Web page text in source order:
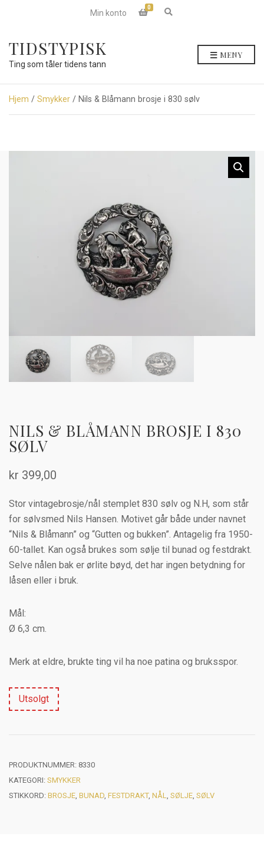
Min konto
0
E
a
r
h
m
TIDSTYPISK
Ting som tåler tidens tann
MENY
Hjem / Smykker / Nils & Blåmann brosje i 830 sølv
NILS & BLÅMANN BROSJE I 830
SØLV
kr 399,00
Stor vintagebrosje/nål stemplet 830 sølv og N.H, som står
for sølvsmed Nils Hansen. Motivet går både under navnet
“Nils & Blåmann” og “Gutten og bukken”. Antagelig fra 1950-
60-tallet. Kan også brukes som sølje til bunad og festdrakt.
Selve nålen bak er ørlite bøyd, det har ingen betydning for
låsen eller i bruk.
Mål:
Ø 6,3 cm.
Merk at eldre, brukte ting vil ha noe patina og bruksspor.
Utsolgt
PRODUKTNUMMER: 8330
KATEGORI: SMYKKER
STIKKORD: BROSJE BUNAD FESTDRAKT, NÅL SØLJE SØLV